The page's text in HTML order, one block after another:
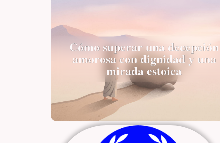
Cómo superar una decepción
amorosa con dignidad y una
mirada estoica